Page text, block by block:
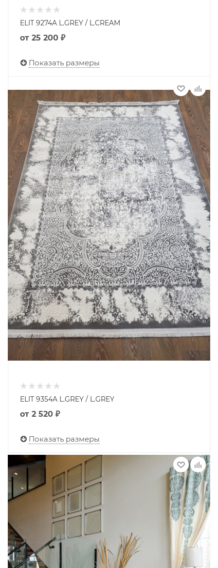
ELIT 9274A L.GREY / L.CREAM
от 25 200 ₽
Показать размеры
ELIT 9354A L.GREY / L.GREY
от 2 520 ₽
Показать размеры